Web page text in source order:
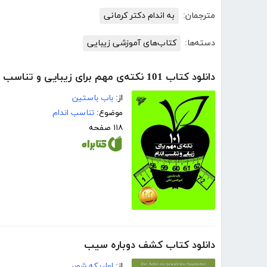
مترجمان: به اندام دکتر کرمانی
دسته‌ها: کتاب‌های آموزشی زیبایی
دانلود کتاب 101 نکته‌ی مهم برای زیبایی و تناسب اندام
از: باب باستین
موضوع: تناسب اندام
۱۱۸ صفحه
دانلود کتاب کشف دوباره‌ سیب